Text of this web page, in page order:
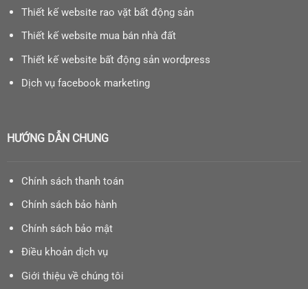
Thiết kế website rao vặt bất động sản
Thiết kế website mua bán nhà đất
Thiết kế website bất động sản wordpress
Dịch vụ facebook marketing
HƯỚNG DẪN CHUNG
Chính sách thanh toán
Chính sách bảo hành
Chính sách bảo mật
Điều khoản dịch vụ
Giới thiệu về chúng tôi